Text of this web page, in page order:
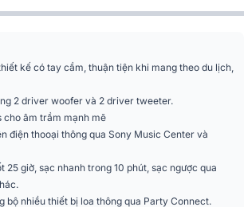
loa, Có dây đeo, có đèn led
IP67
kế có tay cầm, thuận tiện khi mang theo du lịch,
2 driver woofer và 2 driver tweeter.
cho âm trầm mạnh mẽ
điện thooại thông qua Sony Music Center và
25 giờ, sạc nhanh trong 10 phút, sạc ngược qua
bộ nhiều thiết bị loa thông qua Party Connect.